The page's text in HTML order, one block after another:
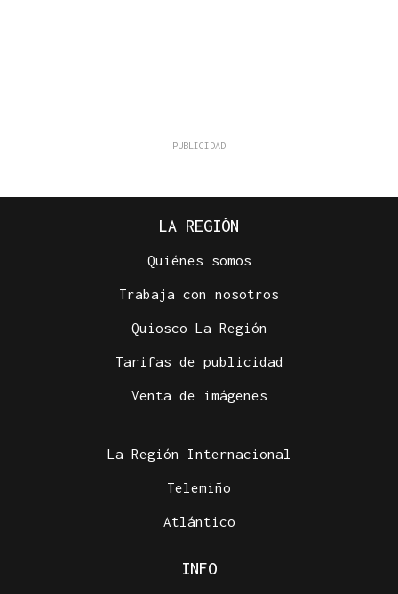
LA REGIÓN
Quiénes somos
Trabaja con nosotros
Quiosco La Región
Tarifas de publicidad
Venta de imágenes
La Región Internacional
Telemiño
Atlántico
INFO